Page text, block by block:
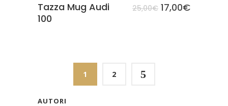
Tazza Mug Audi
100
25,00€ 17,00€
1 2 5
AUTORI